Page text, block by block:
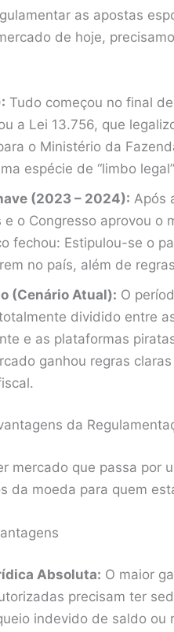
as apostas
de hoje,
Tudo começou no final
a Lei 13.756, que
o Ministério da
espécie de “limbo
(2023 – 2024): Após
e o Congresso aprovou o
fechou: Estipulou-se o
no país, além de
(Cenário Atual): O
dividido entre
e as plataformas
ganhou regras
da
mercado que passa por
da moeda para quem
Absoluta: O maior
precisam ter
indevido de saldo